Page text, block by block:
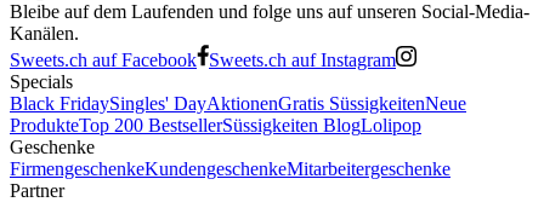
Bleibe auf dem Laufenden und folge uns auf unseren Social-Media-
Kanälen.
Sweets.ch auf Facebook
Sweets.ch auf Instagram
Specials
Black FridaySingles' DayAktionenGratis SüssigkeitenNeue
ProdukteTop 200 BestsellerSüssigkeiten BlogLolipop
Geschenke
FirmengeschenkeKundengeschenkeMitarbeitergeschenke
Partner